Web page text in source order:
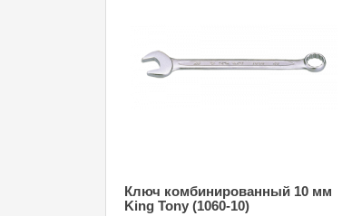
Ключ комбинированный 10 мм
King Tony (1060-10)